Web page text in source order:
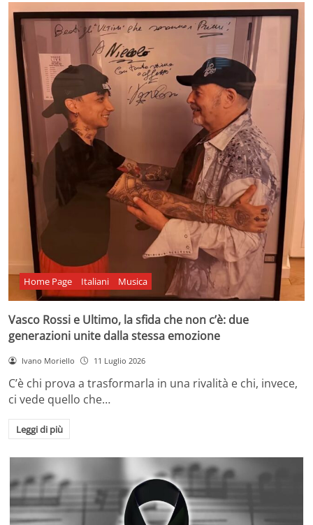
Home Page Italiani Musica
Vasco Rossi e Ultimo, la sfida che non c’è: due
generazioni unite dalla stessa emozione
Ivano Moriello 11 Luglio 2026
C’è chi prova a trasformarla in una rivalità e chi, invece,
ci vede quello che…
Leggi di più